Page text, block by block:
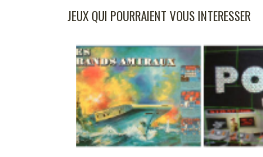
JEUX QUI POURRAIENT VOUS INTERESSER